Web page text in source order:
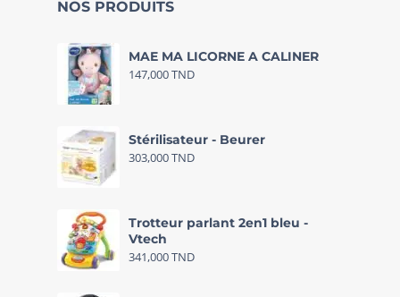
NOS PRODUITS
MAE MA LICORNE A CALINER
147,000TND
Stérilisateur - Beurer
303,000TND
Trotteur parlant 2en1 bleu -
Vtech
341,000TND